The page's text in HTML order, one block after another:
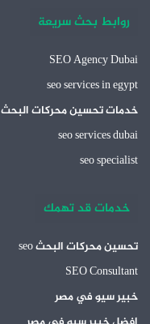
روابط بحث سريعة
SEO Agency Dubai
seo services in egypt
خدمات تحسين محركات البحث
seo services dubai
seo specialist
خدمات قد تهمك
تحسين محركات البحث seo
SEO Consultant
خبير سيو في مصر